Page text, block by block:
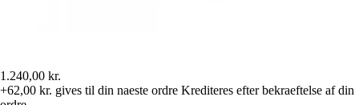
1.240,00 kr.
+62,00 kr. gives til din naeste ordre Krediteres efter bekraeftelse af din